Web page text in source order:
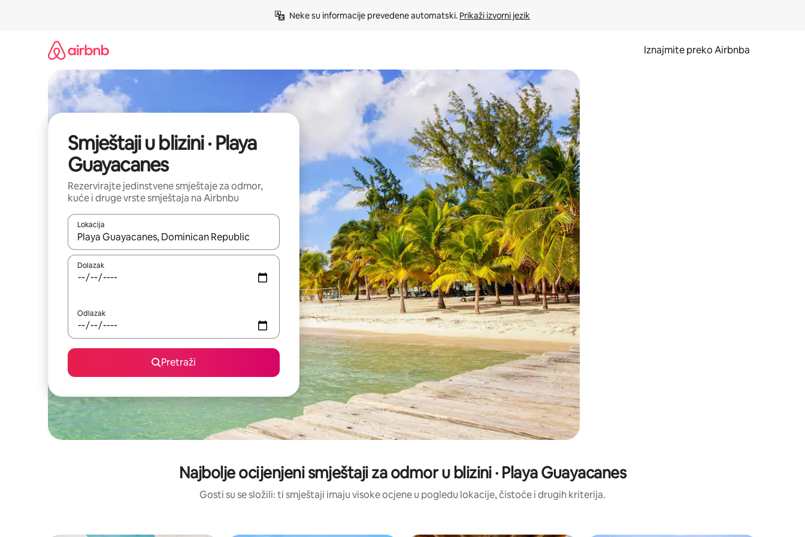
Neke su informacije prevedene automatski. Prikaži izvorni jezik
Iznajmite preko Airbnba
Smještaji u blizini · Playa
Guayacanes
Rezervirajte jedinstvene smještaje za odmor,
kuće i druge vrste smještaja na Airbnbu
Lokacija
Kada budu dostupni rezultati, moći ćete ih pregledati koristeći se strelicama prema gore i prema dolje, kao i dodirom ili prelaskom prstom po zaslonu.
Dolazak
Odlazak
Pretraži
Najbolje ocijenjeni smještaji za odmor u blizini · Playa Guayacanes
Gosti su se složili: ti smještaji imaju visoke ocjene u pogledu lokacije, čistoće i drugih kriterija.